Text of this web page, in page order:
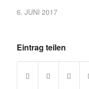
6. JUNI 2017
Eintrag teilen